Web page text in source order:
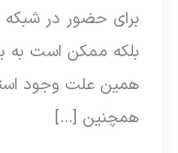
برای حضور در شبکه
بلکه ممکن است به
همین علت وجود
همچنین […]